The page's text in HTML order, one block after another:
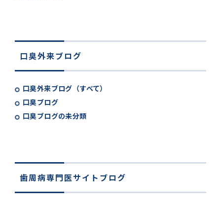
口臭外来ブログ
口臭外来ブログ（すべて）
口臭ブログ
口臭ブログの未分類
歯周病専門医サイトブログ